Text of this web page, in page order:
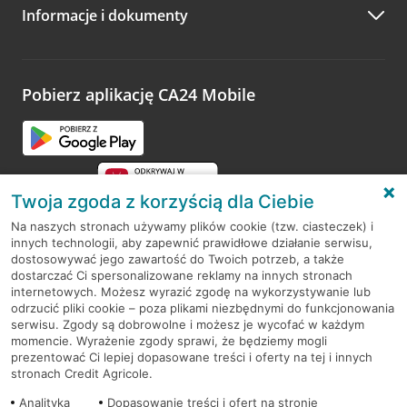
Zachęcamy do podzielenia się z nami opinią o wizycie.
opinie.
Informacje i dokumenty
Pobierz aplikację CA24 Mobile
RODO
Regulamin serwisu
Mapa serwisu
PolitykaCookies
Twoja zgoda z korzyścią dla Ciebie
Na naszych stronach używamy plików cookie (tzw. ciasteczek) i
innych technologii, aby zapewnić prawidłowe działanie serwisu,
dostosowywać jego zawartość do Twoich potrzeb, a także
dostarczać Ci spersonalizowane reklamy na innych stronach
internetowych. Możesz wyrazić zgodę na wykorzystywanie lub
odrzucić pliki cookie – poza plikami niezbędnymi do funkcjonowania
serwisu. Zgody są dobrowolne i możesz je wycofać w każdym
momencie. Wyrażenie zgody sprawi, że będziemy mogli
prezentować Ci lepiej dopasowane treści i oferty na tej i innych
stronach Credit Agricole.
Analityka
Dopasowanie treści i ofert na stronie